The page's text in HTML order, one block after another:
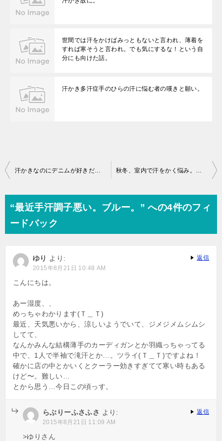
世間では汗をかけばみっともないと言われ、薄着を
すれば寒そうと言われ。でも気にするな！という自
分にも向けた話。
汗かき多汗症手のひらの汗に悩む者の嘆きと願い。
投
ゲ
シ
“最近手汗調子悪い。ブルー。” への4件のフィ
ードバック
ゆり より:
2015年8月21日 10:48 AM
こんにちは。
あー湿度、、
めっちゃわかります(Ｔ＿Ｔ)
最近、天気悪いから、涼しいようでいて、ジメジメムシムシ
してて、
なんかみんな結構薄手のカーディガンとか羽織っちゃってる
中で、1人で半袖で滝汗とか…。ツライ(Ｔ＿Ｔ)ですよね！
確かに店の中とかいくとクーラー効きすぎてて寒い時もある
けど〜。難しい…
とから思う…今日この頃っす。
返信
らぶりーふさふさ より:
2015年8月21日 11:09 AM
>ゆりさん
返信